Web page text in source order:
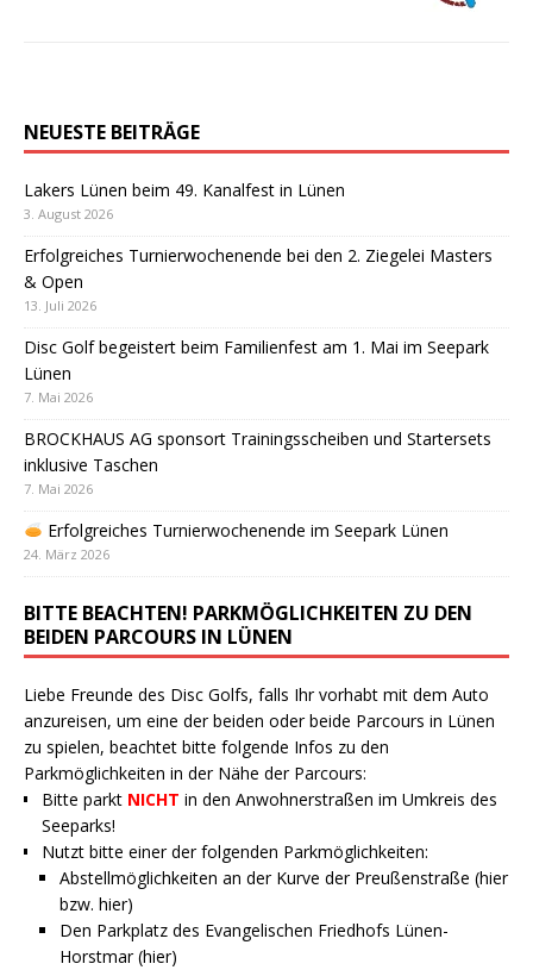
NEUESTE BEITRÄGE
Lakers Lünen beim 49. Kanalfest in Lünen
3. August 2026
Erfolgreiches Turnierwochenende bei den 2. Ziegelei Masters
& Open
13. Juli 2026
Disc Golf begeistert beim Familienfest am 1. Mai im Seepark
Lünen
7. Mai 2026
BROCKHAUS AG sponsort Trainingsscheiben und Startersets
inklusive Taschen
7. Mai 2026
Erfolgreiches Turnierwochenende im Seepark Lünen
24. März 2026
BITTE BEACHTEN! PARKMÖGLICHKEITEN ZU DEN
BEIDEN PARCOURS IN LÜNEN
Liebe Freunde des Disc Golfs, falls Ihr vorhabt mit dem Auto
anzureisen, um eine der beiden oder beide Parcours in Lünen
zu spielen, beachtet bitte folgende Infos zu den
Parkmöglichkeiten in der Nähe der Parcours:
Bitte parkt NICHT in den Anwohnerstraßen im Umkreis des
Seeparks!
Nutzt bitte einer der folgenden Parkmöglichkeiten:
Abstellmöglichkeiten an der Kurve der Preußenstraße (hier
bzw. hier)
Den Parkplatz des Evangelischen Friedhofs Lünen-
Horstmar (hier)